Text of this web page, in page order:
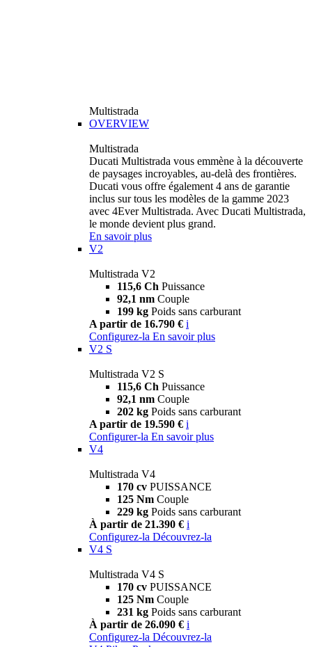
Multistrada
OVERVIEW
Multistrada
Ducati Multistrada vous emmène à la découverte
de paysages incroyables, au-delà des frontières.
Ducati vous offre également 4 ans de garantie
inclus sur tous les modèles de la gamme 2023
avec 4Ever Multistrada. Avec Ducati Multistrada,
le monde devient plus grand.
En savoir plus
V2
Multistrada V2
115,6 Ch Puissance
92,1 nm Couple
199 kg Poids sans carburant
A partir de 16.790 € i
Configurez-la En savoir plus
V2 S
Multistrada V2 S
115,6 Ch Puissance
92,1 nm Couple
202 kg Poids sans carburant
A partir de 19.590 € i
Configurer-la En savoir plus
V4
Multistrada V4
170 cv PUISSANCE
125 Nm Couple
229 kg Poids sans carburant
À partir de 21.390 € i
Configurez-la Découvrez-la
V4 S
Multistrada V4 S
170 cv PUISSANCE
125 Nm Couple
231 kg Poids sans carburant
À partir de 26.090 € i
Configurez-la Découvrez-la